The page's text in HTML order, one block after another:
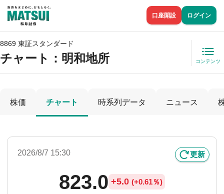
口座開設 ログイン
8869 東証スタンダード
チャート： 明和地所 コンテンツ
株価 チャート 時系列データ ニュース
2026/8/7 15:30 更新
823.0 +5.0 (+0.61％)